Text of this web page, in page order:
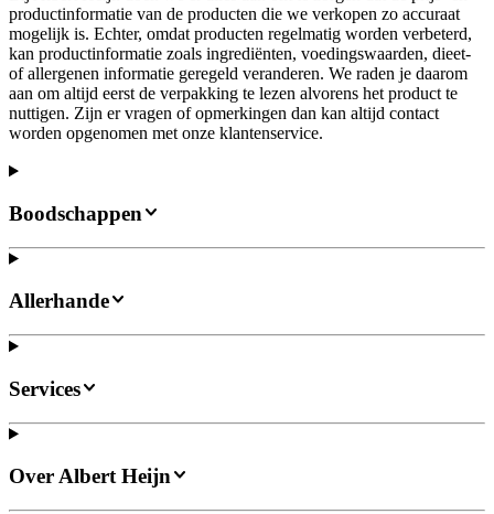
productinformatie van de producten die we verkopen zo accuraat
mogelijk is. Echter, omdat producten regelmatig worden verbeterd,
kan productinformatie zoals ingrediënten, voedingswaarden, dieet-
of allergenen informatie geregeld veranderen. We raden je daarom
aan om altijd eerst de verpakking te lezen alvorens het product te
nuttigen. Zijn er vragen of opmerkingen dan kan altijd contact
worden opgenomen met onze klantenservice.
Boodschappen
Allerhande
Services
Over Albert Heijn